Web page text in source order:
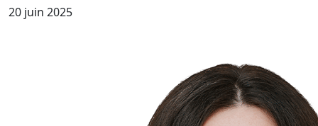
20 juin 2025